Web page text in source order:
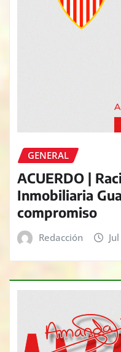
GENERAL
ACUERDO |
Inmobiliaria
compromiso
Redacción